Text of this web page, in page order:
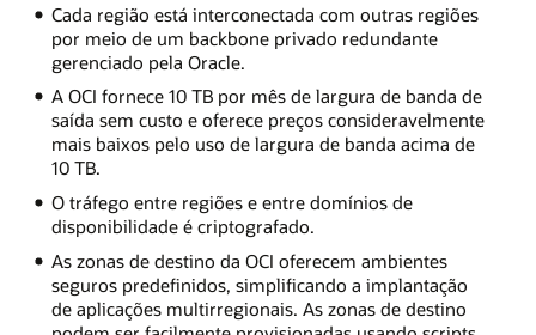
Cada região está interconectada com outras regiões
por meio de um backbone privado redundante
gerenciado pela Oracle.
A OCI fornece 10 TB por mês de largura de banda de
saída sem custo e oferece preços consideravelmente
mais baixos pelo uso de largura de banda acima de
10 TB.
O tráfego entre regiões e entre domínios de
disponibilidade é criptografado.
As zonas de destino da OCI oferecem ambientes
seguros predefinidos, simplificando a implantação
de aplicações multirregionais. As zonas de destino